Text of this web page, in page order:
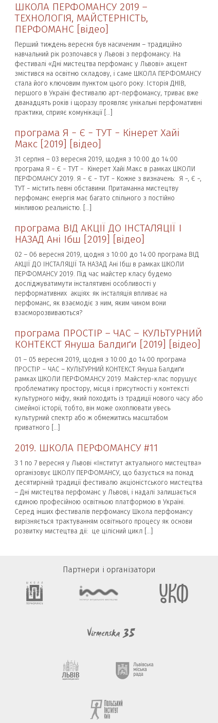
ШКОЛА ПЕРФОМАНСУ 2019 –
ТЕХНОЛОГІЯ, МАЙСТЕРНІСТЬ,
ПЕРФОМАНС [відео]
Перший тиждень вересня був насиченим – традиційно
навчальний рік розпочався у Львові з перфомансу. На
фестивалі «Дні мистецтва перфоманс у Львові» акцент
змістився на освітню складову, і саме ШКОЛА ПЕРФОМАНСУ
стала його ключовим пунктом цього року. Історія ДНІВ,
першого в Україні фестивалю арт-перфомансу, триває вже
дванадцять років і щоразу проявляє унікальні перфомативні
практики, сприяє комунікації […]
програма Я − Є − ТУТ − Кінерет Хайі
Макс [2019] [відео]
31 серпня – 03 вересня 2019, щодня з 10:00 до 14:00
програма Я − Є − ТУТ − Кінерет Хайі Макс в рамках ШКОЛИ
ПЕРФОМАНСУ 2019. Я − Є − ТУТ − Кожне з визначень: Я −, Є −,
ТУТ − містить певні обставини. Притаманна мистецтву
перфоманс енергія має багато спільного з постійно
мінливою реальністю. […]
програма ВІД АКЦІЇ ДО ІНСТАЛЯЦІЇ І
НАЗАД Ані Ібш [2019] [відео]
02 – 06 вересня 2019, щодня з 10:00 до 14:00 програма ВІД
АКЦІЇ ДО ІНСТАЛЯЦІЇ ТА НАЗАД Ані Ібш в рамках ШКОЛИ
ПЕРФОМАНСУ 2019. Під час майстер класу будемо
досліджуватимути інсталятивні особливості у
перформативних акціях: як інсталяція впливає на
перфоманс, як взаємодіє з ним, яким чином вони
взаєморозвиваються?
програма ПРОСТІР – ЧАС – КУЛЬТУРНИЙ
КОНТЕКСТ Януша Балдиґи [2019] [відео]
01 – 05 вересня 2019, щодня з 10:00 до 14:00 програма
ПРОСТІР – ЧАС – КУЛЬТУРНИЙ КОНТЕКСТ Януша Балдиґи
рамках ШКОЛИ ПЕРФОМАНСУ 2019. Майстер-клас порушує
проблематику простору, місця і присутності у контексті
культурного міфу, який походить із традиції нового часу або
сімейної історії, тобто, він може охоплювати увесь
культурний спектр або ж обмежитись масштабом
приватного […]
2019. ШКОЛА ПЕРФОМАНСУ #11
З 1 по 7 вересня у Львові «Інститут актуального мистецтва»
організовує ШКОЛУ ПЕРФОМАНСУ, що базується на понад
десятирічній традиції фестивалю акціоністського мистецтва
– Дні мистецтва перфоманс у Львові, і надалі залишається
єдиною професійною освітньою платформою в Україні.
Серед інших фестивалів перфомансу Школа перфомансу
вирізняється трактуванням освітнього процесу як основи
розвитку мистецтва дії: це цілісний цикл […]
Партнери і організатори